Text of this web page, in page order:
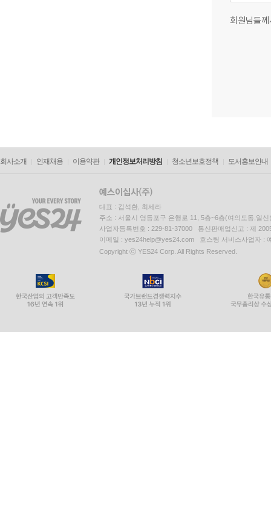
회원님들
회사소개 인재채용 이용약관 개인정보처리방침 청소년보호정책 도서홍보안내
대표 : 김석환, 최세라
주소 : 서울시 영등포구 은행로 11, 5층~6층(여의도동,일신
사업자등록번호 : 229-81-37000 통신판매업신고 : 제
이메일 : yes24help@yes24.com 호스팅 서비스사업자 :
Copyright ⓒ YES24 Corp. All Rights Reserved.